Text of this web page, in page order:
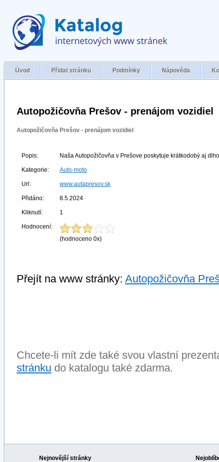
Úvod Přidat stránku Podmínky Nápověda
Autopožičovňa Prešov - prenájom vozidiel
Autopožičovňa Prešov - prenájom vozidiel
Popis: Naša Autopožičovňa v Prešove poskytuje krátkodobý aj
Kategorie: Auto-moto
Url: www.autapresov.sk
Přidáno: 8.5.2024
Kliknutí: 1
Hodnocení:
(hodnoceno 0x)
Přejít na www stránky: Autopožičovňa
Chcete-li mít zde také svou vlastní
stránku do katalogu také zdarma.
Nejnovější stránky